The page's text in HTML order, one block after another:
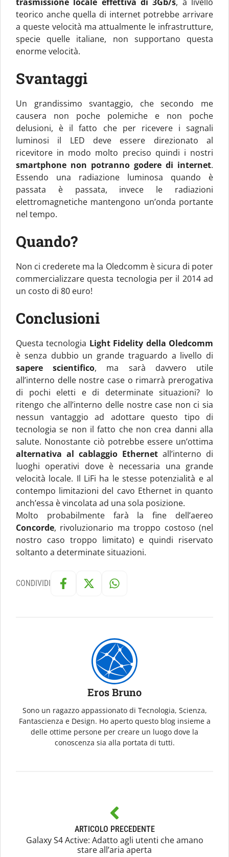
teorico anche quella di internet potrebbe arrivare
a queste velocità ma attualmente le infrastrutture,
specie quelle italiane, non supportano questa
enorme velocità.
Svantaggi
Un grandissimo svantaggio, che secondo me
causera non poche polemiche e non poche
delusioni, è il fatto che per ricevere i sagnali
luminosi il LED deve essere direzionato al
ricevitore in modo molto preciso quindi i nostri
smartphone non potranno godere di internet.
Essendo una radiazione luminosa quando è
passata è passata, invece le radiazioni
elettromagnetiche mantengono un’onda portante
nel tempo.
Quando?
Non ci crederete ma la Oledcomm è sicura di poter
commercializzare questa tecnologia per il 2014 ad
un costo di 80 euro!
Conclusioni
Questa tecnologia Light Fidelity della Oledcomm
è senza dubbio un grande traguardo a livello di
sapere scientifico, ma sarà davvero utile
all’interno delle nostre case o rimarrà prerogativa
di pochi eletti e di determinate situazioni? Io
ritengo che all’interno delle nostre case non ci sia
nessun vantaggio ad adottare questo tipo di
tecnologia se non il fatto che non crea danni alla
salute. Nonostante ciò potrebbe essere un’ottima
alternativa al cablaggio Ethernet all’interno di
luoghi operativi dove è necessaria una grande
velocità locale. Il LiFi ha le stesse potenzialità e al
contempo limitazioni del cavo Ethernet in quanto
anch’essa è vincolata ad una sola posizione.
Molto probabilmente farà la fine dell’aereo
Concorde, rivoluzionario ma troppo costoso (nel
nostro caso troppo limitato) e quindi riservato
soltanto a determinate situazioni.
CONDIVIDI
Eros Bruno
Sono un ragazzo appassionato di Tecnologia, Scienza,
Fantascienza e Design. Ho aperto questo blog insieme a
delle ottime persone per creare un luogo dove la
conoscenza sia alla portata di tutti.
ARTICOLO PRECEDENTE
Galaxy S4 Active: Adatto agli utenti che amano
stare all’aria aperta